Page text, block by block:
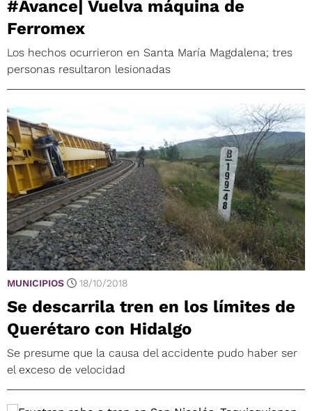
#Avance| Vuelva máquina de
Ferromex
Los hechos ocurrieron en Santa María Magdalena; tres
personas resultaron lesionadas
MUNICIPIOS 18/10/2018
Se descarrila tren en los límites de
Querétaro con Hidalgo
Se presume que la causa del accidente pudo haber ser
el exceso de velocidad